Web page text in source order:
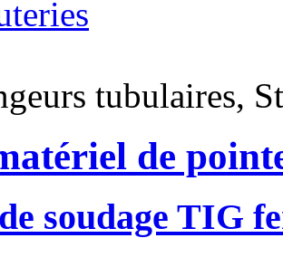
tubulaires,
de
soudage TIG